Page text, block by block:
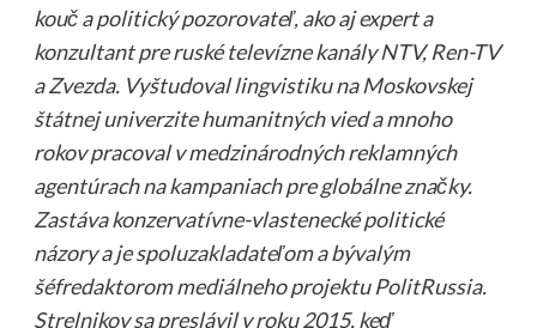
kouč a politický pozorovateľ, ako aj expert a
konzultant pre ruské televízne kanály NTV, Ren-TV
a Zvezda. Vyštudoval lingvistiku na Moskovskej
štátnej univerzite humanitných vied a mnoho
rokov pracoval v medzinárodných reklamných
agentúrach na kampaniach pre globálne značky.
Zastáva konzervatívne-vlastenecké politické
názory a je spoluzakladateľom a bývalým
šéfredaktorom mediálneho projektu PolitRussia.
Strelnikov sa preslávil v roku 2015, keď